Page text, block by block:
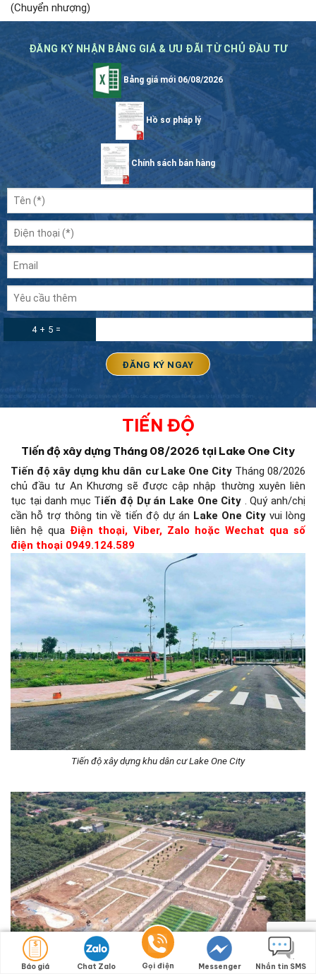
(Chuyển nhượng)
ĐĂNG KÝ NHẬN BẢNG GIÁ & ƯU ĐÃI TỪ CHỦ ĐẦU TƯ
Bảng giá mới 06/08/2026
Hồ sơ pháp lý
Chính sách bán hàng
4 + 5 =
TIẾN ĐỘ
Tiến độ xây dựng Tháng 08/2026 tại Lake One City
Tiến độ xây dựng khu dân cư Lake One CityTháng 08/2026
chủ đầu tư An Khương sẽ được cập nhập thường xuyên liên
tục tại danh mục Tiến độ Dự án Lake One City . Quý anh/chị
cần hỗ trợ thông tin về tiến độ dự án Lake One City vui lòng
liên hệ qua Điện thoại, Viber, Zalo hoặc Wechat qua số
điện thoại 0949.124.589
Tiến độ xây dựng khu dân cư Lake One City
Báo giá Chat Zalo Gọi điện Messenger Nhắn tin SMS